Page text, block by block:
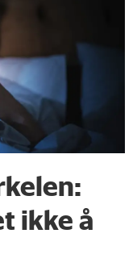
ikke å